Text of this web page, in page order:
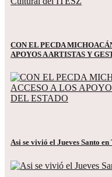
CON EL PECDA
APOYOS A ARTISTAS Y
Asi se vivió el Jueves Santo